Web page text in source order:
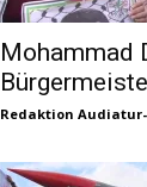
Mohammad
Redaktion